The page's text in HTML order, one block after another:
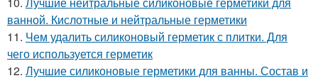
ванной. Кислотные и нейтральные герметики
11. Чем удалить силиконовый герметик с плитки. Для
чего используется герметик
12. Лучшие силиконовые герметики для ванны. Состав и